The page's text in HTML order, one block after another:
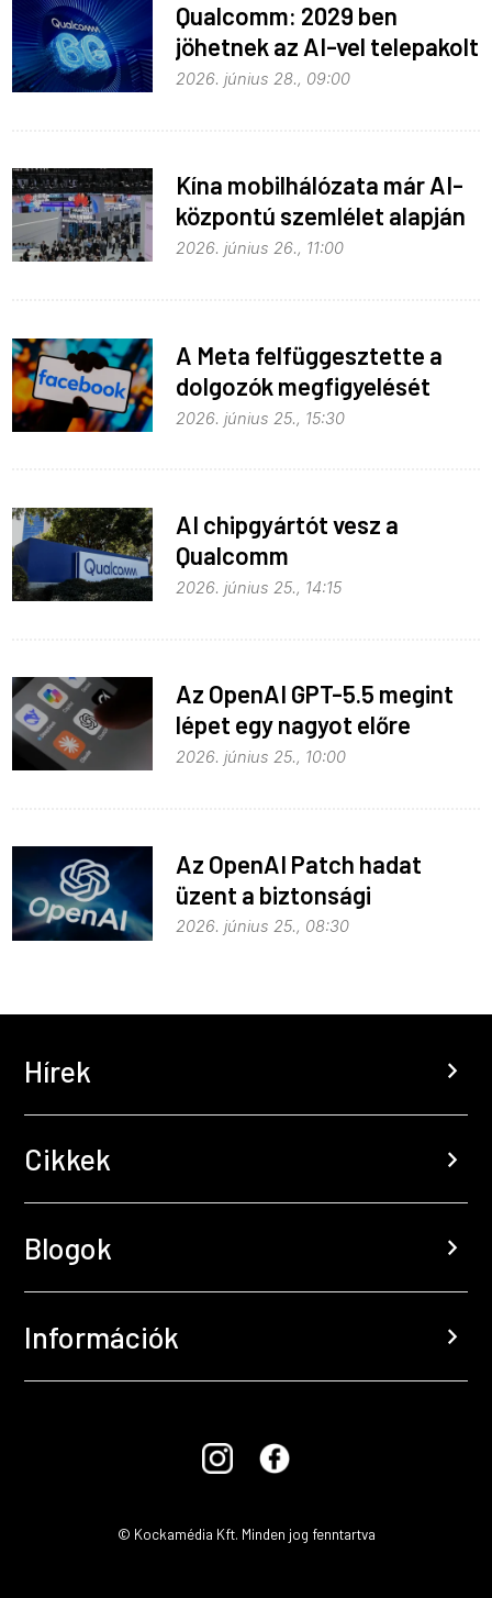
Qualcomm: 2029 ben
jöhetnek az AI-vel telepakolt
6G-s telefonok
2026. június 28., 09:00
Kína mobilhálózata már AI-
központú szemlélet alapján
fejlődik
2026. június 26., 11:00
A Meta felfüggesztette a
dolgozók megfigyelését
2026. június 25., 15:30
AI chipgyártót vesz a
Qualcomm
2026. június 25., 14:15
Az OpenAI GPT-5.5 megint
lépet egy nagyot előre
2026. június 25., 10:00
Az OpenAI Patch hadat
üzent a biztonsági
problémáknak
2026. június 25., 08:30
Hírek chevron_right
Cikkek chevron_right
Blogok chevron_right
Információk chevron_right
© Kockamédia Kft. Minden jog fenntartva